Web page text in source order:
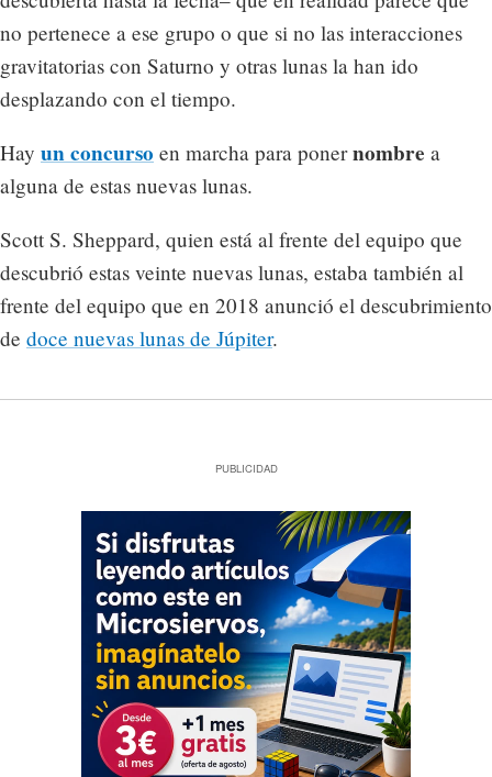
no pertenece a ese grupo o que si no las interacciones
gravitatorias con Saturno y otras lunas la han ido
desplazando con el tiempo.
Hay un concurso en marcha para ponernombre a
alguna de estas nuevas lunas.
Scott S. Sheppard, quien está al frente del equipo que
descubrió estas veinte nuevas lunas, estaba también al
frente del equipo que en 2018 anunció el descubrimiento
de doce nuevas lunas de Júpiter.
PUBLICIDAD